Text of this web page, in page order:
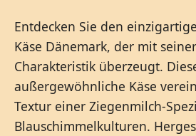
Entdecken Sie den
Käse Dänemark, der mit
Charakteristik überzeugt.
außergewöhnliche Käse
Textur einer Ziegenmilch-
Blauschimmelkulturen.